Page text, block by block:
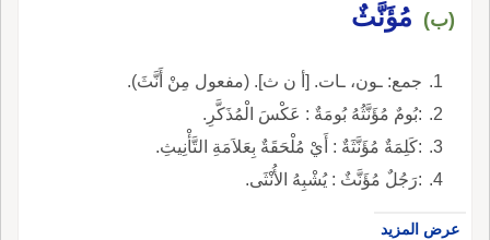
(ب) مُؤَنَّثٌ
جمع: ـون، ـات. [أ ن ث]. (مفعول مِنْ أَنَّثَ).
:بُومٌ مُؤَنَّثُهُ بُومَةٌ : عَكْسَ الْمُذَكَّرِ.
:كَلِمَةٌ مُؤَنَّثَةٌ : أَيْ مُلْحَقَةٌ بِعَلاَمَةِ التَّأْنِيثِ.
:رَجُلٌ مُؤَنَّثٌ : يُشْبِهُ الأُنْثَى.
عرض المزيد